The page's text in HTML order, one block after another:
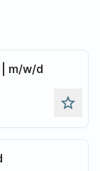
m/w/d
star_outline